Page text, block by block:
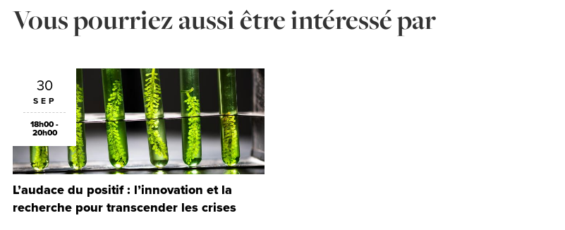
Vous pourriez aussi être intéressé par
30
SEP
18h00 -
20h00
L’audace du positif : l’innovation et la
recherche pour transcender les crises